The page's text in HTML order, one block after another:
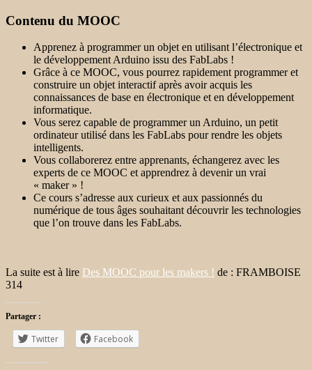
Contenu du MOOC
Apprenez à programmer un objet en utilisant l’électronique et
le développement Arduino issu des FabLabs !
Grâce à ce MOOC, vous pourrez rapidement programmer et
construire un objet interactif après avoir acquis les
connaissances de base en électronique et en développement
informatique.
Vous serez capable de programmer un Arduino, un petit
ordinateur utilisé dans les FabLabs pour rendre les objets
intelligents.
Vous collaborerez entre apprenants, échangerez avec les
experts de ce MOOC et apprendrez à devenir un vrai
« maker » !
Ce cours s’adresse aux curieux et aux passionnés du
numérique de tous âges souhaitant découvrir les technologies
que l’on trouve dans les FabLabs.
La suite est à lire Des MOOC pour les makers ! de : FRAMBOISE
314
Partager :
Twitter Facebook